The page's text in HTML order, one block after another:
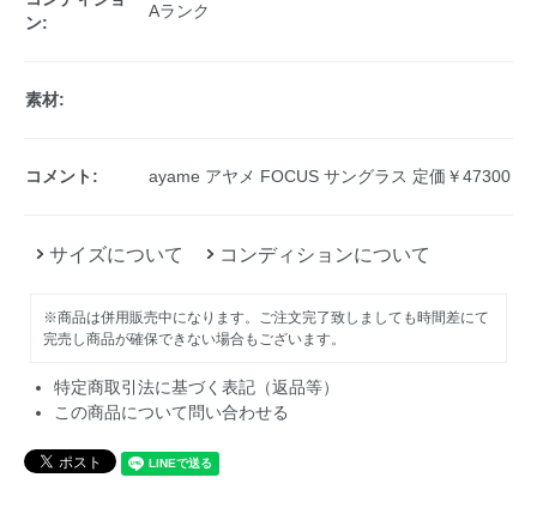
ン:
Aランク
素材:
コメント: ayame アヤメ FOCUS サングラス 定価￥47300
サイズについて コンディションについて
※商品は併用販売中になります。ご注文完了致しましても時間差にて
完売し商品が確保できない場合もございます。
特定商取引法に基づく表記（返品等）
この商品について問い合わせる